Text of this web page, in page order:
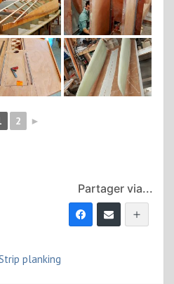
2 ►
Partager via...
planking